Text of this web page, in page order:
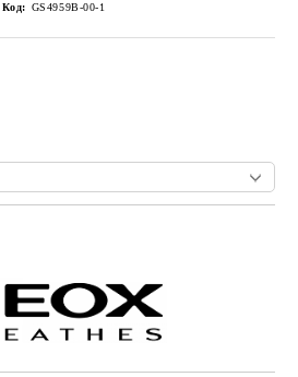
Код: GS4959B-00-1